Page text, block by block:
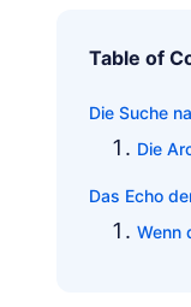
Table of
Die Suche
Die
Das Echo
Wenn